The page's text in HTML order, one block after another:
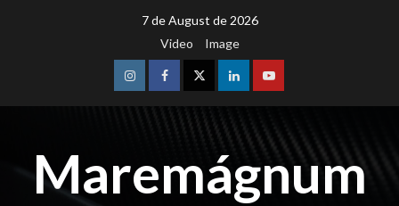
7 de August de 2026
Video
Image
InstagramFacebookTwitterLinkedinYoutube
Maremágnum